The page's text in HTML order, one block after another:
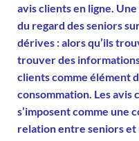
avis clients en ligne.
du regard des seniors
dérives : alors qu’ils
trouver des
clients comme élément
consommation. Les avis
s’imposent comme une
relation entre seniors et